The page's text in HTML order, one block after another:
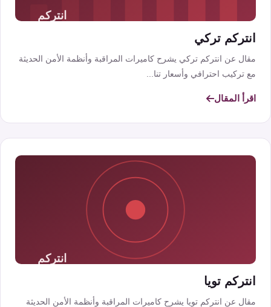
انتركم تركي
مقال عن انتركم تركي يشرح كاميرات المراقبة وأنظمة الأمن الحديثة
مع تركيب احترافي وأسعار تنا...
اقرأ المقال
انتركم تويا
مقال عن انتركم تويا يشرح كاميرات المراقبة وأنظمة الأمن الحديثة